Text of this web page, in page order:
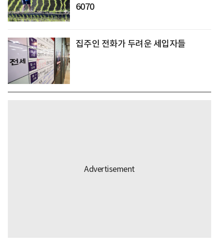
6070
집주인 전화가 두려운 세입자들